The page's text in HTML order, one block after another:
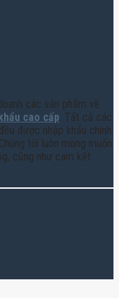
các sản phẩm về
cao cấp. Tất cả các
được nhập khẩu chính
tôi luôn mong muốn
cũng như cam kết